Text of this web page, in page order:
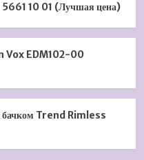
10 01 (Лучшая цена)
Vox EDM102-00
бачком Trend Rimless